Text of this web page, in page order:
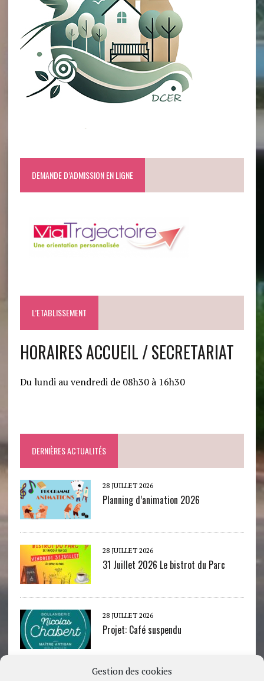
Gestion des cookies
DEMANDE D’ADMISSION EN LIGNE
L’ETABLISSEMENT
HORAIRES ACCUEIL / SECRETARIAT
Du lundi au vendredi de 08h30 à 16h30
DERNIÈRES ACTUALITÉS
28 JUILLET 2026
Planning d’animation 2026
28 JUILLET 2026
31 Juillet 2026 Le bistrot du Parc
28 JUILLET 2026
Projet: Café suspendu